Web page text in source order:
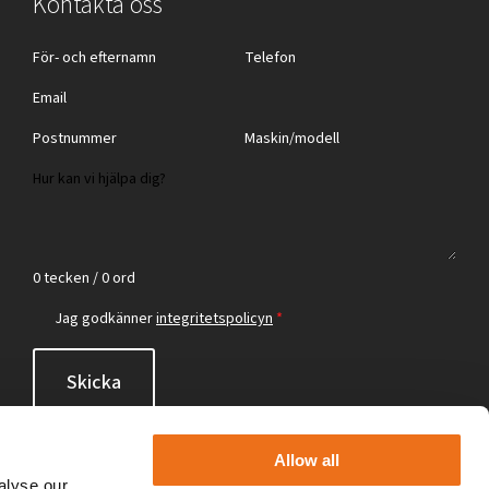
Allow all
0 tecken / 0 ord
Jag godkännerintegritetspolicyn *
Skicka